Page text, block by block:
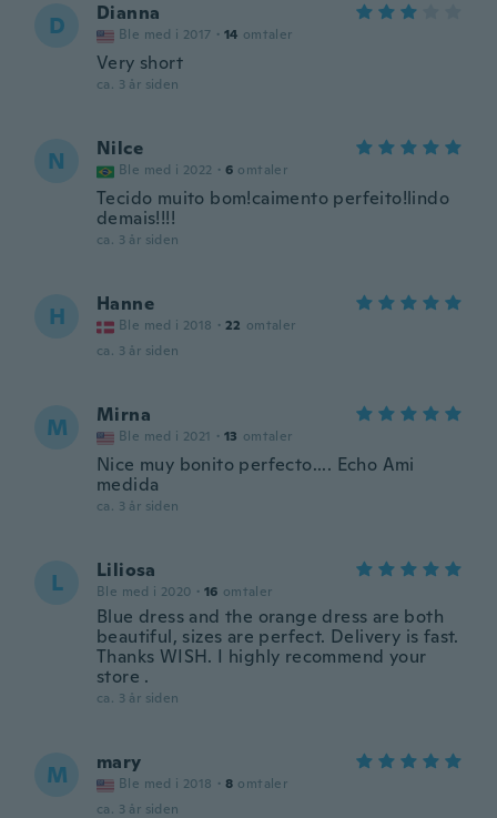
D Dianna
Ble med i 2017 · 14 omtaler
Very short
ca. 3 år siden
N Nilce
Ble med i 2022 · 6 omtaler
Tecido muito bom!caimento perfeito!lindo
demais!!!!
ca. 3 år siden
H Hanne
Ble med i 2018 · 22 omtaler
ca. 3 år siden
M Mirna
Ble med i 2021 · 13 omtaler
Nice muy bonito perfecto.... Echo Ami
medida
ca. 3 år siden
L Liliosa
Ble med i 2020 · 16 omtaler
Blue dress and the orange dress are both
beautiful, sizes are perfect. Delivery is fast.
Thanks WISH. I highly recommend your
store .
ca. 3 år siden
M mary
Ble med i 2018 · 8 omtaler
ca. 3 år siden